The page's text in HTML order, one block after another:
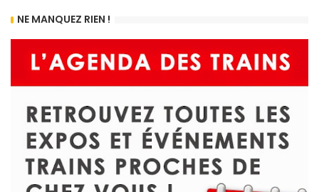
NE MANQUEZ RIEN !